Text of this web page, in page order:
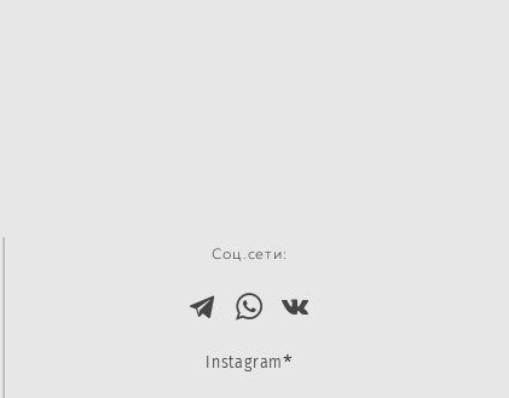
Соц.сети:
Instagram*